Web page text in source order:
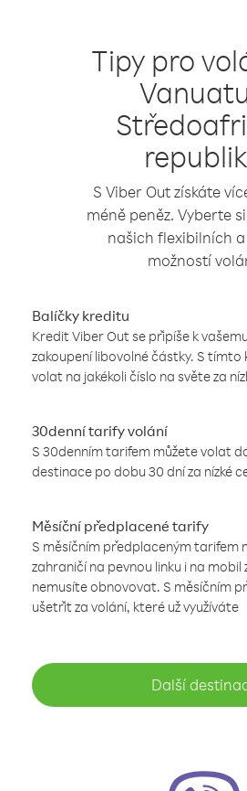
Tipy pro
S Viber Out získáte
méně peněz. Vyberte
našich flexibilních
možností
Balíčky kreditu
Kredit Viber Out se připíše k
zakoupení libovolné částky. S
volat na jakékoli číslo na světe za
30denní tarify volání
S 30denním tarifem můžete volat
destinace po dobu 30 dní za nízké
Měsíční předplacené tarify
S měsíčním předplaceným tarifem
zahraničí na pevnou linku i na mobil
nemusíte obnovovat. S měsíčním
ušetřit za volání, které už využíváte
Další